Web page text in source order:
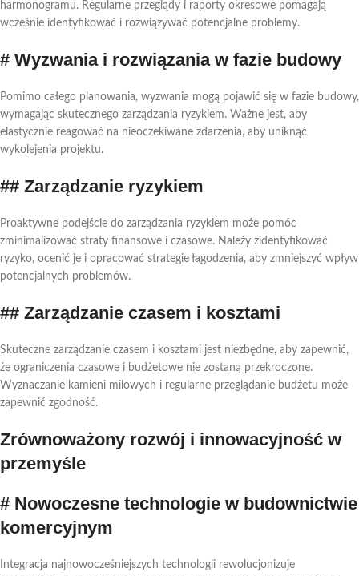
harmonogramu. Regularne przeglądy i raporty okresowe pomagają
wcześnie identyfikować i rozwiązywać potencjalne problemy.
# Wyzwania i rozwiązania w fazie budowy
Pomimo całego planowania, wyzwania mogą pojawić się w fazie budowy,
wymagając skutecznego zarządzania ryzykiem. Ważne jest, aby
elastycznie reagować na nieoczekiwane zdarzenia, aby uniknąć
wykolejenia projektu.
## Zarządzanie ryzykiem
Proaktywne podejście do zarządzania ryzykiem może pomóc
zminimalizować straty finansowe i czasowe. Należy zidentyfikować
ryzyko, ocenić je i opracować strategie łagodzenia, aby zmniejszyć wpływ
potencjalnych problemów.
## Zarządzanie czasem i kosztami
Skuteczne zarządzanie czasem i kosztami jest niezbędne, aby zapewnić,
że ograniczenia czasowe i budżetowe nie zostaną przekroczone.
Wyznaczanie kamieni milowych i regularne przeglądanie budżetu może
zapewnić zgodność.
Zrównoważony rozwój i innowacyjność w
przemyśle
# Nowoczesne technologie w budownictwie
komercyjnym
Integracja najnowocześniejszych technologii rewolucjonizuje